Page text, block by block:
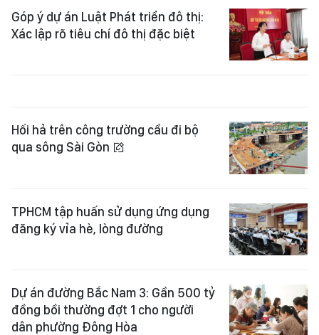
Góp ý dự án Luật Phát triển đô thị:
Xác lập rõ tiêu chí đô thị đặc biệt
Hối hả trên công trường cầu đi bộ
qua sông Sài Gòn
TPHCM tập huấn sử dụng ứng dụng
đăng ký vỉa hè, lòng đường
Dự án đường Bắc Nam 3: Gần 500 tỷ
đồng bồi thường đợt 1 cho người
dân phường Đông Hòa